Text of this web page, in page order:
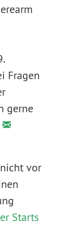
Fragen
gerne
vor
Starts